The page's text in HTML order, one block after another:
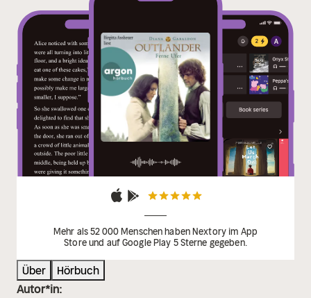
Mehr als 52 000 Menschen haben Nextory im App
Store und auf Google Play 5 Sterne gegeben.
Über
Hörbuch
Autor*in: